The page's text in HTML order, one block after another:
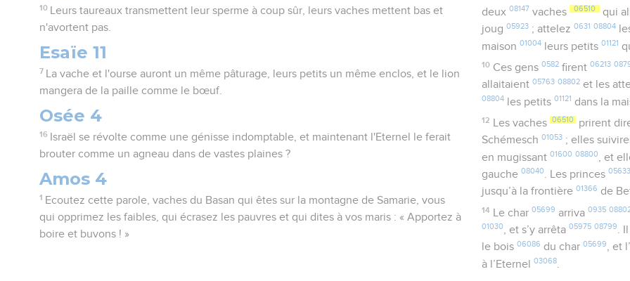
10
Leurs taureaux transmettent leur sperme à coup sûr, leurs vaches mettent bas et
n'avortent pas.
Esaïe 11
7
La vache et l'ourse auront un même pâturage, leurs petits un même enclos, et le lion
mangera de la paille comme le bœuf.
Osée 4
16
Israël se révolte comme une génisse indomptable, et maintenant l'Eternel le ferait
brouter comme un agneau dans de vastes plaines ?
Amos 4
1 Ecoutez cette parole, vaches du Basan qui êtes sur la montagne de Samarie, vous
qui opprimez les faibles, qui écrasez les pauvres et qui dites à vos maris : « Apportez à
boire et buvons ! »
deux08147 vaches 06510 qui
joug05923 ; attelez0631 08804
maison01004 leurs petits01121
10 Ces gens 0582firent 06213
allaitaient05763 08802 et les
08804 les petits01121 dans la
12 Les vaches 06510 prirent
Schémesch01053 ; elles
en mugissant01600 08800 , et
gauche08040. Les princes05633
jusqu’à la frontière01366 de
14 Le char 05699 arriva 0935
01030, et s’y arrêta05975 08799.
le bois06086 du char05699, et
à l’Eternel03068